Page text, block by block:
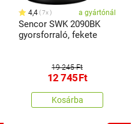
4,4 7x a gyártónál
Sencor SWK 2090BK
gyorsforraló, fekete
19 245 Ft
12 745Ft
Kosárba